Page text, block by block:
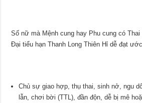
Số nữ mà Mệnh cung hay Phu cung có Thai
Đại tiểu hạn Thanh Long Thiên Hỉ dễ đạt
Chủ sự giao hợp, thụ thai, sinh nở, ngu
lẫn, chơi bời (TTL), đần độn, dễ bị mê